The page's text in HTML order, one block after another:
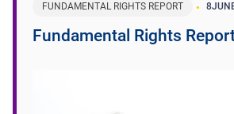
FUNDAMENTAL RIGHTS REPORT 8
Fundamental Rights